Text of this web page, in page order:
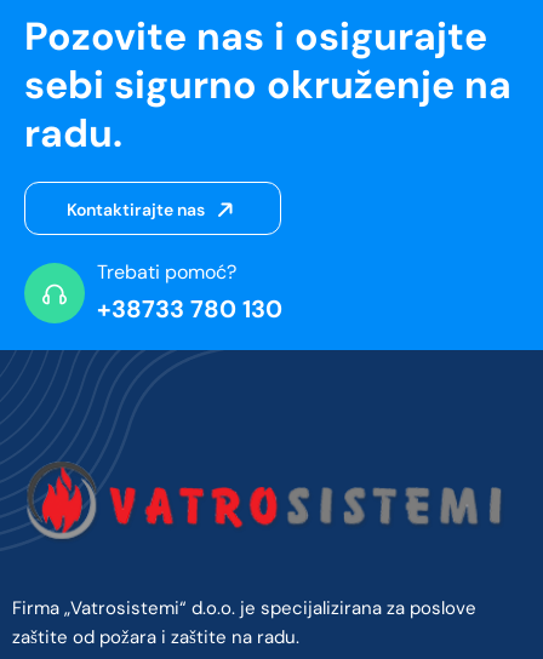
Pozovite nas i osigurajte
sebi sigurno okruženje na
radu.
Kontaktirajte nas
Trebati pomoć?
+38733 780 130
Firma „Vatrosistemi“ d.o.o. je specijalizirana za poslove
zaštite od požara i zaštite na radu.